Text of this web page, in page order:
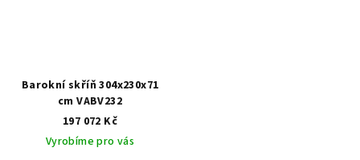
Barokní skříň 304x230x71
cm VABV232
197 072 Kč
Vyrobíme pro vás